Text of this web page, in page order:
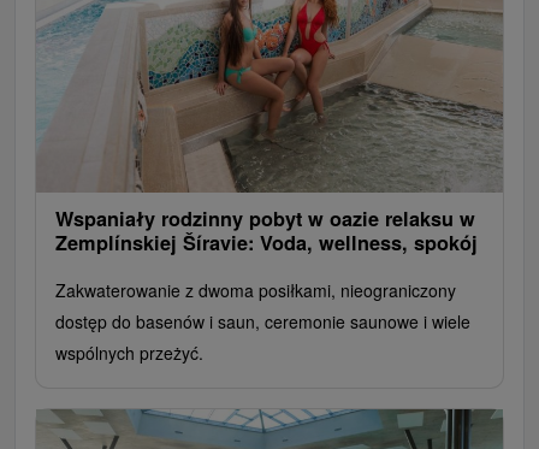
Wspaniały rodzinny pobyt w oazie relaksu w
Zemplínskiej Šíravie: Voda, wellness, spokój
Zakwaterowanie z dwoma posiłkami, nieograniczony
dostęp do basenów i saun, ceremonie saunowe i wiele
wspólnych przeżyć.